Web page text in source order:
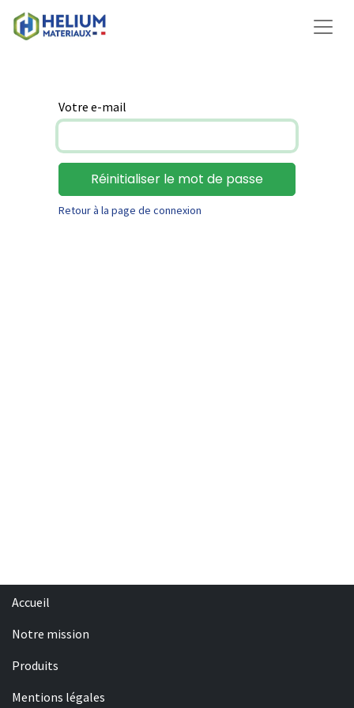
Votre e-mail
Réinitialiser le mot de passe
Retour à la page de connexion
Accueil
Notre mission
Produits
Mentions légales